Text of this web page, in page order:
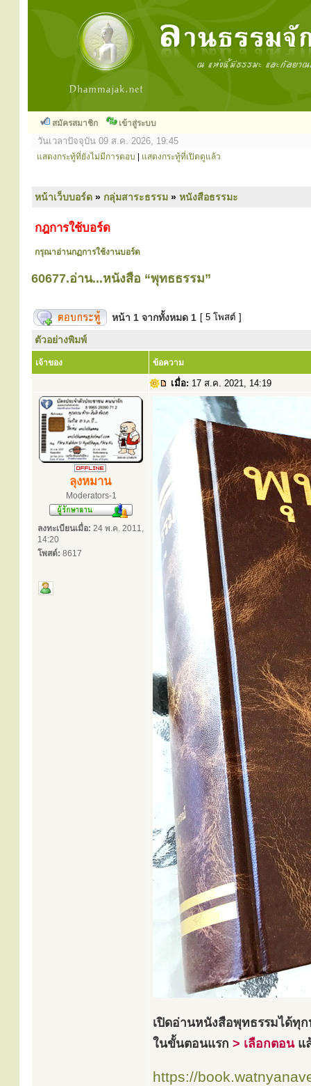
สมัครสมาชิก เข้าสู่ระบบ
วันเวลาปัจจุบัน 09 ส.ค. 2026, 19:45
แสดงกระทู้ที่ยังไม่มีการตอบ แสดงกระทู้ที่เปิดดูแล้ว
หน้าเว็บบอร์ด » กลุ่มสาระธรรม » หนังสือธรรมะ
กฎการใช้บอร์ด
กรุณาอ่านกฏการใช้งานบอร์ด
60677.อ่าน...หนังสือ “พุทธธรรม”
หน้า 1 จากทั้งหมด 1 [ 5 โพสต์ ]
ตัวอย่างพิมพ์
เจ้าของ ข้อความ
เมื่อ: 17 ส.ค. 2021, 14:19
ลุงหมาน
Moderators-1
ลงทะเบียนเมื่อ: 24 พ.ค. 2011,
14:20
โพสต์: 8617
เปิดอ่านหนังสือพุทธรรมได้ทุ
ในขั้นตอนแรก > เลือกตอน แ
https://